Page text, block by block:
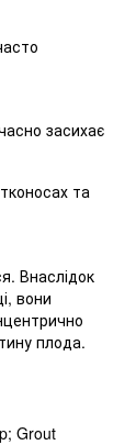
засихає
та
Внаслідок
вони
плода.
Grout